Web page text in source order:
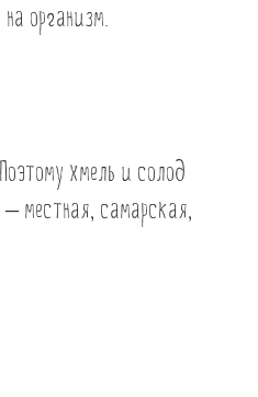
организм.
хмель и солод
местная, самарская,